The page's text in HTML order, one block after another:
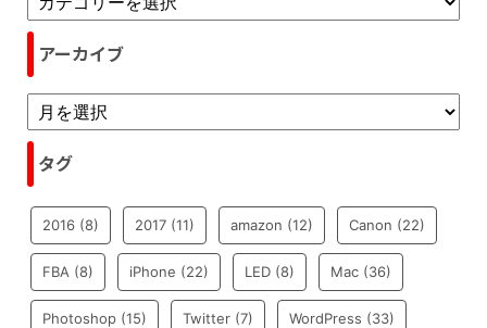
アーカイブ
タグ
2016 (8) 2017 (11) amazon (12) Canon (22)
FBA (8) iPhone (22) LED (8) Mac (36)
Photoshop (15) Twitter (7) WordPress (33)